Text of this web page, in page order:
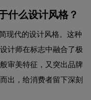
什么设计风格？
现代的设计风格。这种
计师在标志中融合了极
审美特征，又突出品牌
出，给消费者留下深刻